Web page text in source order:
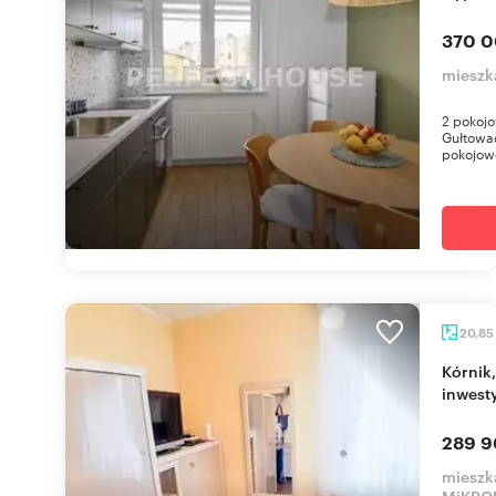
370
2
20,85
Kórnik, centrum, 20,85 m², umeblowane,
289